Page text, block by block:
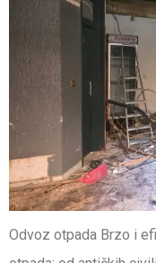
Odvoz otpada Brzo i